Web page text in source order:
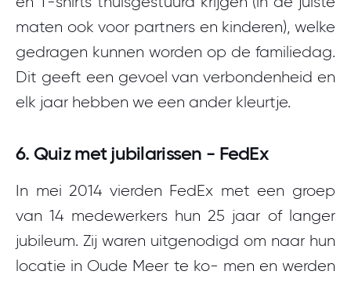
maten ook voor partners en kinderen), welke
gedragen kunnen worden op de familiedag.
Dit geeft een gevoel van verbondenheid en
elk jaar hebben we een ander kleurtje.
6. Quiz met jubilarissen - FedEx
In mei 2014 vierden FedEx met een groep
van 14 medewerkers hun 25 jaar of langer
jubileum. Zij waren uitgenodigd om naar hun
locatie in Oude Meer te ko- men en werden